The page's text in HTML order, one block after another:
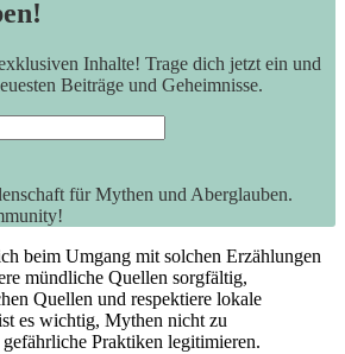
Inhalte! Trage dich jetzt ein und
Beiträge und Geheimnisse.
für Mythen und Aberglauben.
beim Umgang⁤ mit ⁢solchen Erzählungen
mündliche ​Quellen ⁤sorgfältig,
Quellen⁣ und respektiere⁤ lokale
es wichtig, ‌Mythen nicht zu
Praktiken legitimieren.